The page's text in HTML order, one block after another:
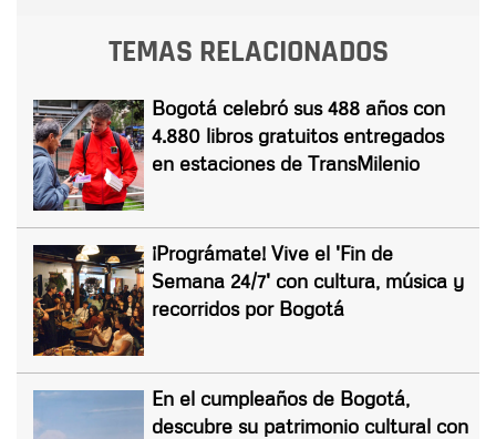
TEMAS RELACIONADOS
Bogotá celebró sus 488 años con
4.880 libros gratuitos entregados
en estaciones de TransMilenio
¡Prográmate! Vive el 'Fin de
Semana 24/7' con cultura, música y
recorridos por Bogotá
En el cumpleaños de Bogotá,
descubre su patrimonio cultural con